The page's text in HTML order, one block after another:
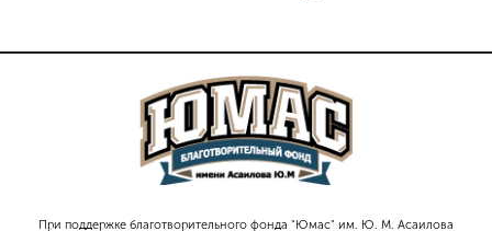
При поддержке благотворительного фонда "Юмас" им. Ю. М. Асаилова